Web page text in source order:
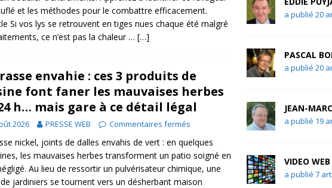
et les méthodes pour le combattre efficacement.
Si vos lys se retrouvent en tiges nues chaque été malgré
ce n’est pas la chaleur … […]
envahie : ces 3 produits de
font faner les mauvaises herbes
h… mais gare à ce détail légal
2026 PRESSE WEB Commentaires fermés
nickel, joints de dalles envahis de vert : en quelques
les mauvaises herbes transforment un patio soigné en
Au lieu de ressortir un pulvérisateur chimique, une
jardiniers se tournent vers un désherbant maison
a publié 20
PASCAL
a publié 20
JEAN-
a publié 19
VIDEO WEB
a publié 7